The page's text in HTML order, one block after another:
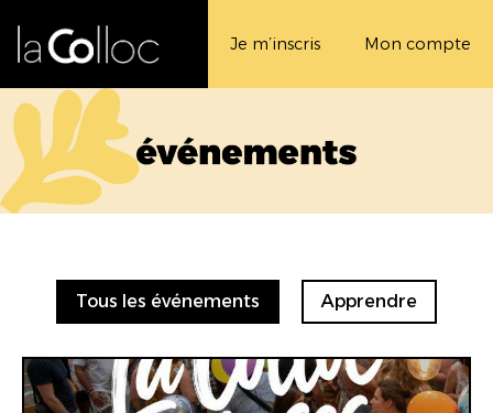
Je m’inscris Mon compte
Tous les événements Apprendre